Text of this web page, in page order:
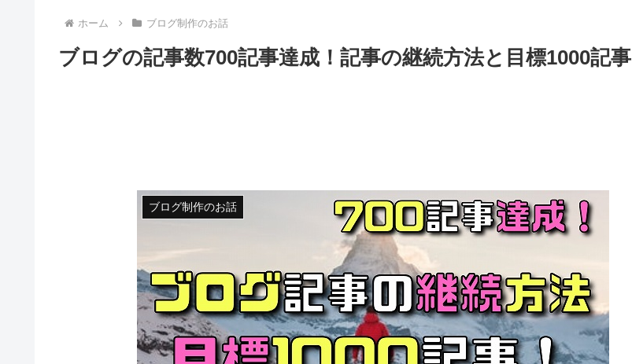
ホーム ブログ制作のお話
ブログの記事数700記事達成！記事の継続方法と目標1000記事
ブログ制作のお話